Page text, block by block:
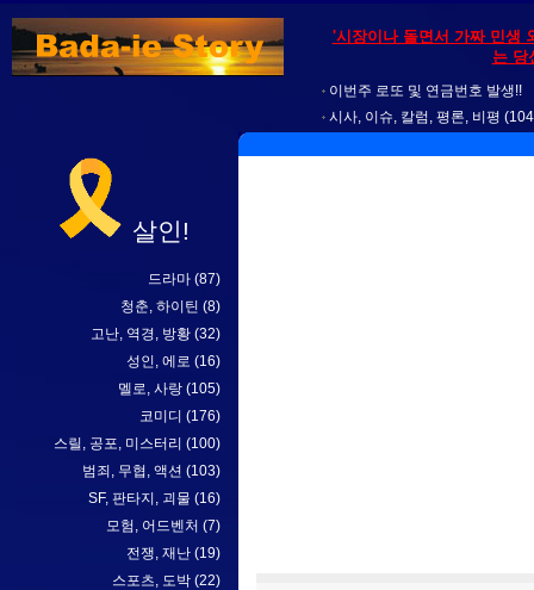
'시장이나 돌면서 가짜 민생
는 당
이번주 로또 및 연금번호 발생!!
시사, 이슈, 칼럼, 평론, 비평
살인!
드라마 (87)
청춘, 하이틴 (8)
고난, 역경, 방황 (32)
성인, 에로 (16)
멜로, 사랑 (105)
코미디 (176)
스릴, 공포, 미스터리 (100)
범죄, 무협, 액션 (103)
SF, 판타지, 괴물 (16)
모험, 어드벤처 (7)
전쟁, 재난 (19)
스포츠, 도박 (22)